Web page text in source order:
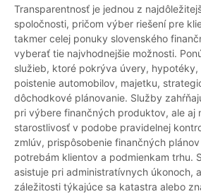
Transparentnosť je jednou z
spoločnosti, pričom výber riešení pre
takmer celej ponuky slovenského
vyberať tie najvhodnejšie možnosti.
služieb, ktoré pokrýva úvery, hypotéky,
poistenie automobilov, majetku,
dôchodkové plánovanie. Služby
pri výbere finančných produktov, ale aj
starostlivosť v podobe pravidelnej
zmlúv, prispôsobenie finančných
potrebám klientov a podmienkam trhu.
asistuje pri administratívnych úkonoch,
záležitosti týkajúce sa katastra alebo